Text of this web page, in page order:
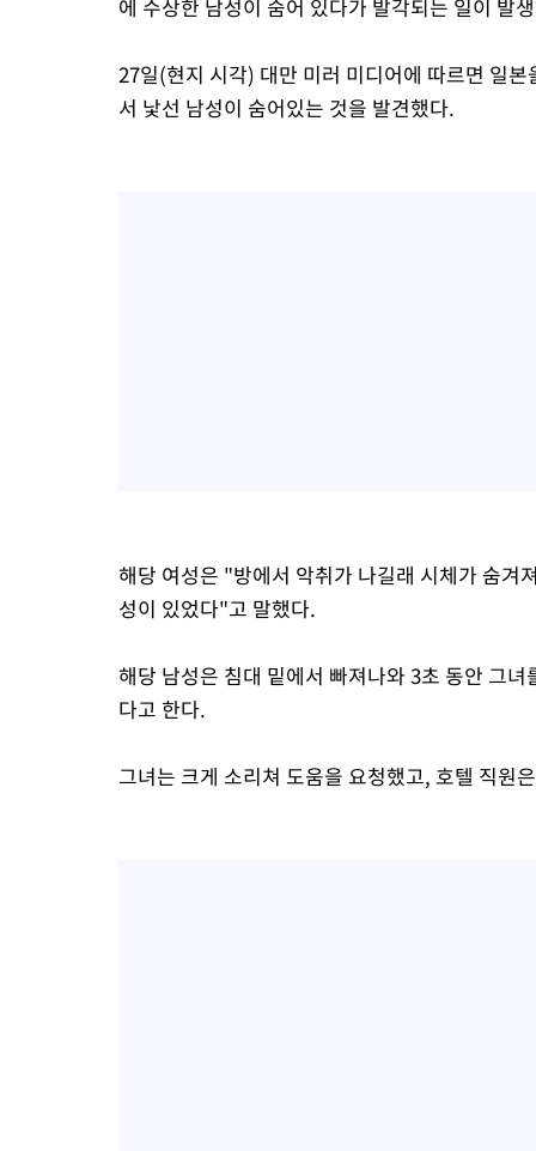
에 수상한 남성이 숨어 있다가 발각되는 일이 발
27일(현지 시각) 대만 미러 미디어에 따르면 일
서 낯선 남성이 숨어있는 것을 발견했다.
해당 여성은 "방에서 악취가 나길래 시체가 숨
성이 있었다"고 말했다.
해당 남성은 침대 밑에서 빠져나와 3초 동안 그
다고 한다.
그녀는 크게 소리쳐 도움을 요청했고, 호텔 직원